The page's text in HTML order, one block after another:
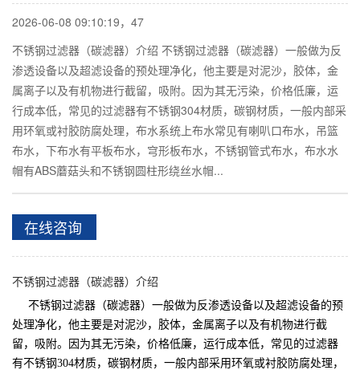
2026-06-08 09:10:19， 47
不锈钢过滤器（碳滤器）介绍 不锈钢过滤器（碳滤器）一般做为反
渗透设备以及超滤设备的预处理净化，他主要是对泥沙，胶体，金
属离子以及有机物进行截留，吸附。因为其无污染，价格低廉，运
行成本低，常见的过滤器有不锈钢304材质，碳钢材质，一般内部采
用环氧或衬胶防腐处理，布水系统上布水常见有喇叭口布水，吊篮
布水，下布水有平板布水，穹形板布水，不锈钢管式布水，布水水
帽有ABS蘑菇头和不锈钢圆柱形绕丝水帽...
在线咨询
不锈钢过滤器（碳滤器）介绍
不锈钢过滤器（碳滤器） 一般做为反渗透设备以及超滤设备的预
处理净化，他主要是对泥沙，胶体，金属离子以及有机物进行截
留，吸附。因为其无污染，价格低廉，运行成本低，常见的过滤器
有不锈钢304材质，碳钢材质，一般内部采用环氧或衬胶防腐处理，